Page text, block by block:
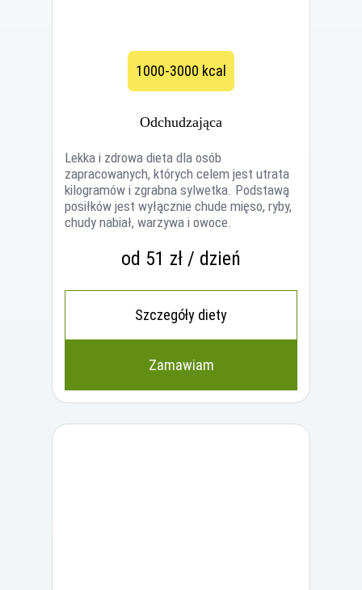
1000-3000 kcal
Odchudzająca
Lekka i zdrowa dieta dla osób
zapracowanych, których celem jest utrata
kilogramów i zgrabna sylwetka. Podstawą
posiłków jest wyłącznie chude mięso, ryby,
chudy nabiał, warzywa i owoce.
od 51 zł / dzień
Szczegóły diety
Zamawiam